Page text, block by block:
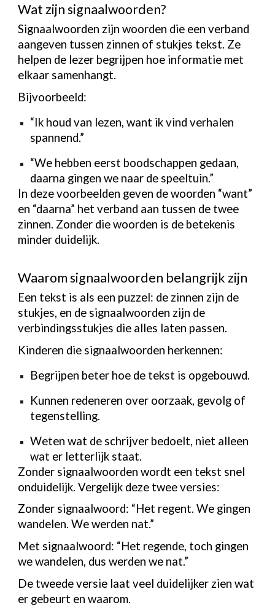
Wat zijn signaalwoorden?
Signaalwoorden zijn woorden die een verband
aangeven tussen zinnen of stukjes tekst. Ze
helpen de lezer begrijpen hoe informatie met
elkaar samenhangt.
Bijvoorbeeld:
“Ik houd van lezen, want ik vind verhalen
spannend.”
“We hebben eerst boodschappen gedaan,
daarna gingen we naar de speeltuin.”
In deze voorbeelden geven de woorden “want”
en “daarna” het verband aan tussen de twee
zinnen. Zonder die woorden is de betekenis
minder duidelijk.
Waarom signaalwoorden belangrijk zijn
Een tekst is als een puzzel: de zinnen zijn de
stukjes, en de signaalwoorden zijn de
verbindingsstukjes die alles laten passen.
Kinderen die signaalwoorden herkennen:
Begrijpen beter hoe de tekst is opgebouwd.
Kunnen redeneren over oorzaak, gevolg of
tegenstelling.
Weten wat de schrijver bedoelt, niet alleen
wat er letterlijk staat.
Zonder signaalwoorden wordt een tekst snel
onduidelijk. Vergelijk deze twee versies:
Zonder signaalwoord: “Het regent. We gingen
wandelen. We werden nat.”
Met signaalwoord: “Het regende, toch gingen
we wandelen, dus werden we nat.”
De tweede versie laat veel duidelijker zien wat
er gebeurt en waarom.